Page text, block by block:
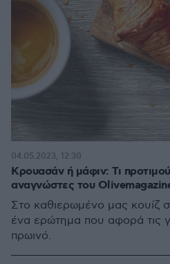
Κρουασάν ή μάφιν: Τι
αναγνώστες του
Στο καθιερωμένο μας κουίζ
ένα ερώτημα που αφορά τις
πρωινό.
04.05.2023, 12:30